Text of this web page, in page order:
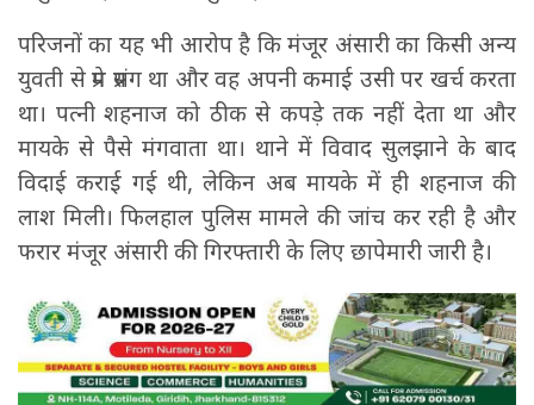
परिजनों का यह भी आरोप है कि मंजूर अंसारी का किसी अन्य
युवती से प्रेम प्रसंग था और वह अपनी कमाई उसी पर खर्च करता
था। पत्नी शहनाज को ठीक से कपड़े तक नहीं देता था और
मायके से पैसे मंगवाता था। थाने में विवाद सुलझाने के बाद
विदाई कराई गई थी, लेकिन अब मायके में ही शहनाज की
लाश मिली। फिलहाल पुलिस मामले की जांच कर रही है और
फरार मंजूर अंसारी की गिरफ्तारी के लिए छापेमारी जारी है।